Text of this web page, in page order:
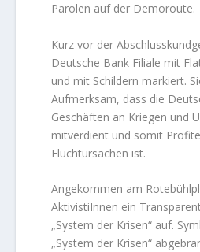
Parolen auf der Demoroute.
Kurz vor der
Deutsche Bank Filiale mit
und mit Schildern markiert.
Aufmerksam, dass die
Geschäften an Kriegen und
mitverdient und somit
Fluchtursachen ist.
Angekommen am
AktivistiInnen ein
„System der Krisen“ auf.
„System der Krisen“